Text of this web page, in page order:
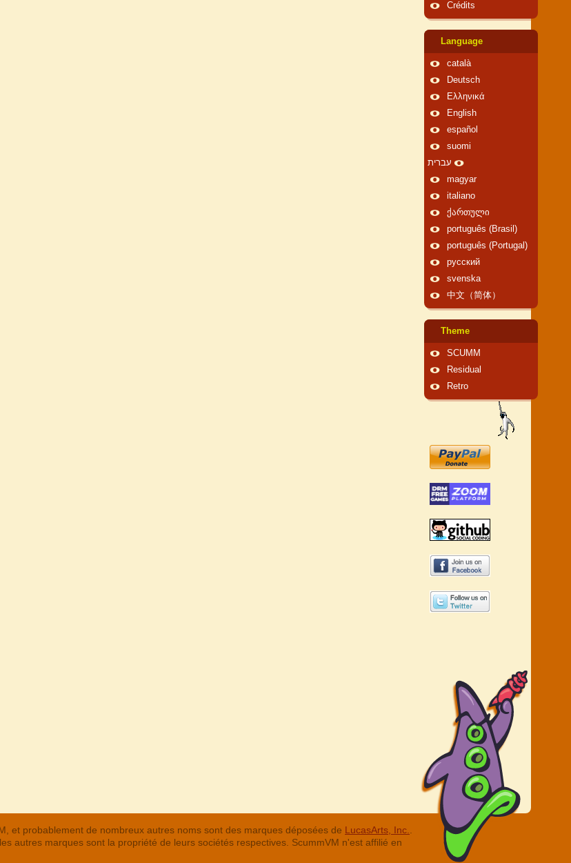
Crédits
Language
català
Deutsch
Ελληνικά
English
español
suomi
עברית
magyar
italiano
ქართული
português (Brasil)
português (Portugal)
русский
svenska
中文（简体）
Theme
SCUMM
Residual
Retro
et probablement de nombreux autres noms sont des marques déposées de LucasArts, Inc.
autres marques sont la propriété de leurs sociétés respectives. ScummVM n'est affilié en